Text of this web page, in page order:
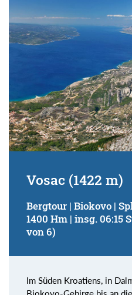
Vosac (1422 m)
Bergtour | Biokovo |
1400 Hm | insg. 06:15
von 6)
Im Süden Kroatiens, in